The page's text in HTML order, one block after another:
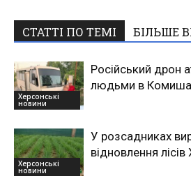
СТАТТІ ПО ТЕМІ БІЛЬШЕ
Херсонські
новини
Російський дрон
людьми в
Херсонські
новини
У розсадниках
відновлення